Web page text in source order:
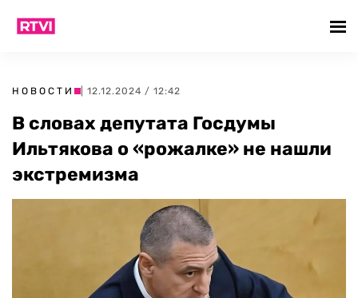
НОВОСТИ | 12.12.2024 / 12:42
В словах депутата Госдумы
Ильтякова о «рожалке» не нашли
экстремизма